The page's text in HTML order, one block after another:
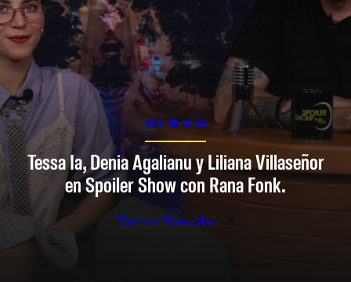
SPOILER SHOW
Tessa Ia, Denia Agalianu y Liliana Villaseñor
en Spoiler Show con Rana Fonk.
Ver en Youtube